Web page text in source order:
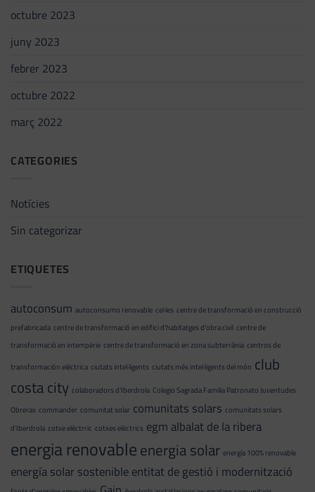
octubre 2023
juny 2023
febrer 2023
octubre 2022
març 2022
CATEGORIES
Notícies
Sin categorizar
ETIQUETES
autoconsum autoconsumo renovable cel·les centre de transformació en construcció
prefabricada centre de transformació en edifici d'habitatges d'obra civil centre de
transformació en intempèrie centre de transformació en zona subterrània centros de
transformación eléctrica ciutats intel·ligents ciutats més intel·ligents del món club
costa city colaboradors d'Iberdrola Colegio Sagrada Familia Patronato Juventudes
Obreras commander comunitat solar comunitats solars comunitats solars
d'Iberdrola cotxe elèctrric cotxes elèctrics egm albalat de la ribera
energia renovableenergia solar energía 100% renovable
energía solar sostenibleentitat de gestió i modernització